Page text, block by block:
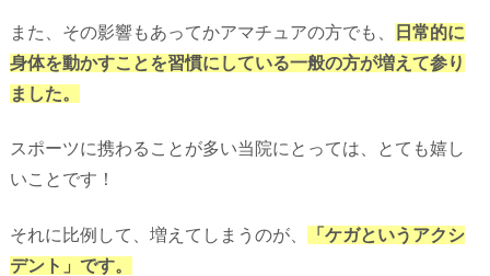
また、その影響もあってかアマチュアの方でも、
日常的に
身体を動かすことを習慣にしている一般の方が増えて参り
ました。
スポーツに携わることが多い当院にとっては、とても嬉し
いことです！
それに比例して、増えてしまうのが、
「ケガというアクシ
デント」です。